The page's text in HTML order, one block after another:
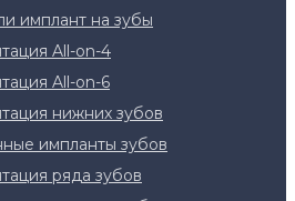
имплант на зубы
All-on-4
All-on-6
нижних зубов
импланты зубов
ряда зубов